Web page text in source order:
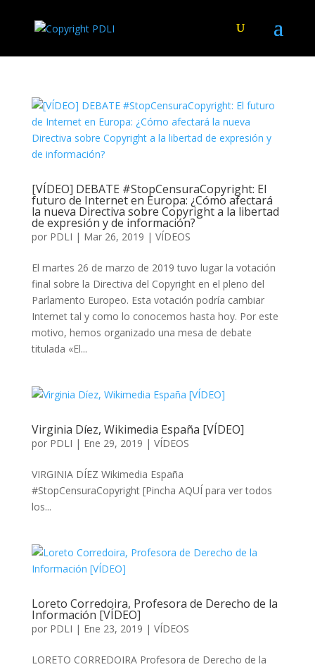
[VÍDEO] DEBATE #StopCensuraCopyright: El
futuro de Internet en Europa: ¿Cómo afectará
la nueva Directiva sobre Copyright a la libertad
de expresión y de información?
por PDLI | Mar 26, 2019 | VÍDEOS
El martes 26 de marzo de 2019 tuvo lugar la votación
final sobre la Directiva del Copyright en el pleno del
Parlamento Europeo. Esta votación podría cambiar
Internet tal y como lo conocemos hasta hoy. Por este
motivo, hemos organizado una mesa de debate
titulada «El...
Virginia Díez, Wikimedia España [VÍDEO]
por PDLI | Ene 29, 2019 | VÍDEOS
VIRGINIA DÍEZ Wikimedia España
#StopCensuraCopyright [Pincha AQUÍ para ver todos
los...
Loreto Corredoira, Profesora de Derecho de la
Información [VÍDEO]
por PDLI | Ene 23, 2019 | VÍDEOS
LORETO CORREDOIRA Profesora de Derecho de la